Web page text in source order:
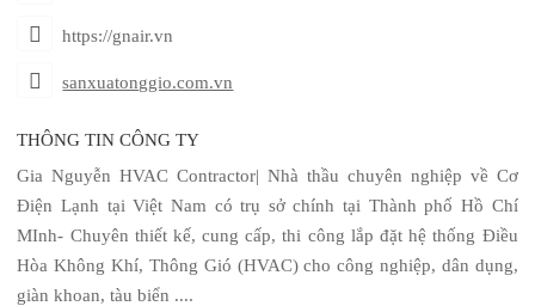
https://gnair.vn
sanxuatonggio.com.vn
THÔNG TIN CÔNG TY
Gia Nguyễn HVAC Contractor| Nhà thầu chuyên nghiệp về Cơ
Điện Lạnh tại Việt Nam có trụ sở chính tại Thành phố Hồ Chí
MInh- Chuyên thiết kế, cung cấp, thi công lắp đặt hệ thống Điều
Hòa Không Khí, Thông Gió (HVAC) cho công nghiệp, dân dụng,
giàn khoan, tàu biển ....